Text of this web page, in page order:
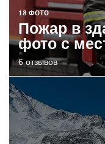
18 ФОТО
Пожар в
фото с
6 отзывов